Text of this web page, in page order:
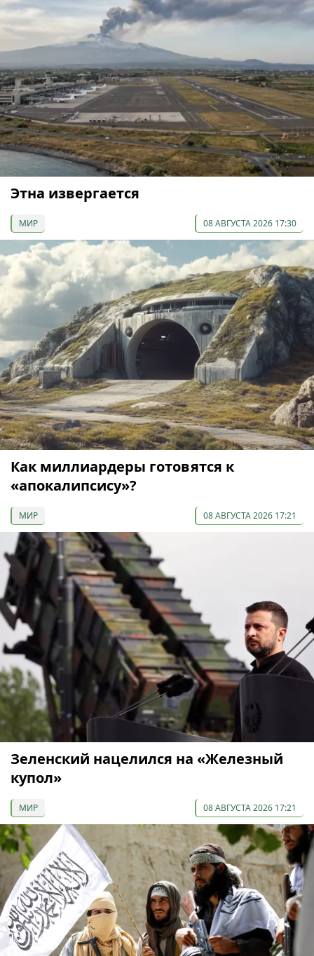
Этна извергается
МИР 08 АВГУСТА 2026 17:30
Как миллиардеры готовятся к
«апокалипсису»?
МИР 08 АВГУСТА 2026 17:21
Зеленский нацелился на «Железный
купол»
МИР 08 АВГУСТА 2026 17:21